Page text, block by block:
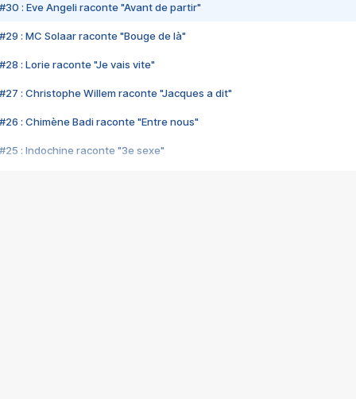
#30 : Eve Angeli raconte "Avant de partir"
#29 : MC Solaar raconte "Bouge de là"
#28 : Lorie raconte "Je vais vite"
#27 : Christophe Willem raconte "Jacques a dit"
#26 : Chimène Badi raconte "Entre nous"
#25 : Indochine raconte "3e sexe"